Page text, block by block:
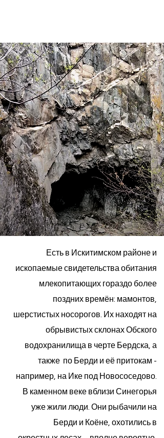
Есть в Искитимском районе и
ископаемые свидетельства обитания
млекопитающих гораздо более
поздних времён: мамонтов,
шерстистых носорогов. Их находят на
обрывистых склонах Обского
водохранилища в черте Бердска, а
также по Берди и её притокам -
например, на Ике под Новососедово.
В каменном веке вблизи Синегорья
уже жили люди. Они рыбачили на
Берди и Коёне, охотились в